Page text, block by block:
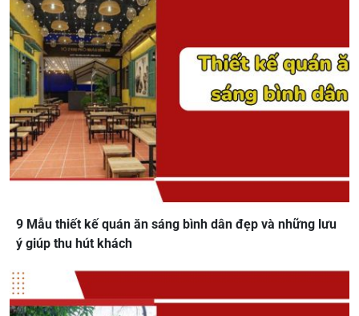
9 Mẫu thiết kế quán ăn sáng bình dân đẹp và những lưu
ý giúp thu hút khách